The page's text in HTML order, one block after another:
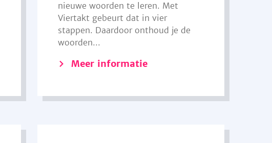
nieuwe woorden te leren. Met
Viertakt gebeurt dat in vier
stappen. Daardoor onthoud je de
woorden...
Meer informatie